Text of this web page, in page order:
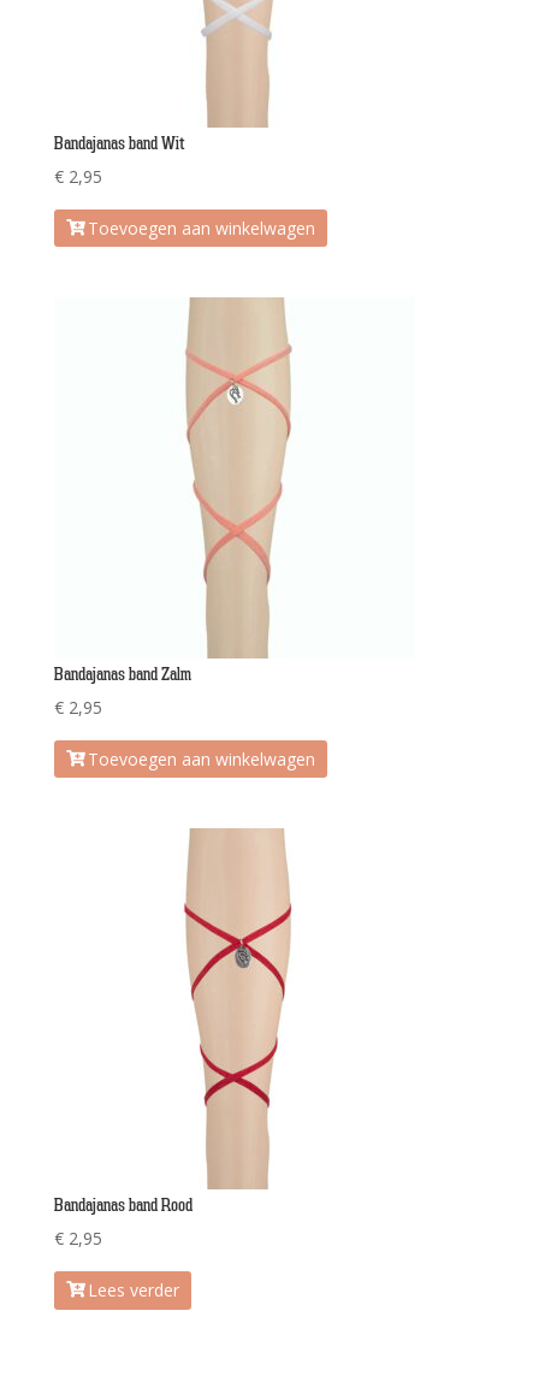
Bandajanas band Wit
€2,95
Toevoegen aan winkelwagen
Bandajanas band Zalm
€2,95
Toevoegen aan winkelwagen
Bandajanas band Rood
€2,95
Lees verder